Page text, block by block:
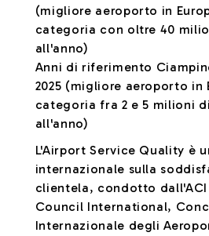
(migliore aeroporto in
categoria con oltre 40
all'anno)
Anni di riferimento
2025 (migliore aeroporto in
categoria fra 2 e 5 milioni
all'anno)
L'Airport Service Quality è
internazionale sulla
clientela, condotto
Council International,
Internazionale degli